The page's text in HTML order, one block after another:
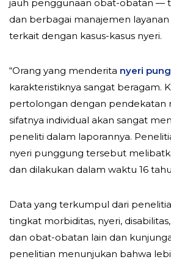
jauh penggunaan obat-obatan —
dan berbagai manajemen
terkait dengan kasus-kasus nyeri.
“Orang yang menderita nyeri
karakteristiknya sangat beragam.
pertolongan dengan pendekatan
sifatnya individual akan sangat
peneliti dalam laporannya.
nyeri punggung tersebut
dan dilakukan dalam waktu 16
Data yang terkumpul dari
tingkat morbiditas, nyeri,
dan obat-obatan lain dan
penelitian menunjukan bahwa